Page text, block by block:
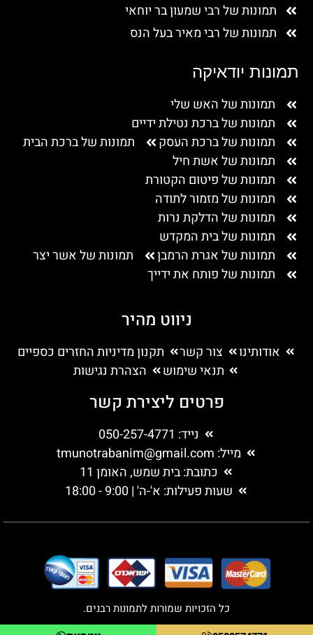
תמונות יודאיקה
תמונות של האש שלי
תמונות של ברכת נטילת ידיים
תמונות של ברכת העסק
תמונות של ברכת הבית
תמונות של אשת חיל
תמונות של פיטום הקטורת
תמונות של מזמור לתודה
תמונות של הדלקת נרות
תמונות של בית המקדש
תמונות של אגרת הרמבן
תמונות של אשר יצר
תמונות של פותח את ידייך
תמונות של רבי שמעון בר יוחאי
תמונות של רבי מאיר בעל הנס
ניווט מהיר
אודותינו צור קשר
תקנון מדיניות החזרים כספיים
תנאי שימוש
הצהרת נגישות
פרטים ליצירת קשר
נייד: 050-257-4771
מייל: tmunotrabanim@gmail.com
כתובת: בית שמש, האומן 11
שעות פעילות: א'-ה' | 9:00 - 18:00
כל הזכויות שמורות לתמונות רבנים.